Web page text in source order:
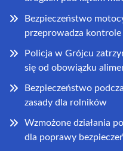
Bezpieczeństwo
przeprowadza kontrole
Policja w Grójcu
się od obowiązku
Bezpieczeństwo
zasady dla rolników
Wzmożone działania
dla poprawy